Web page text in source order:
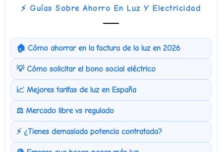
⚡ Guías Sobre Ahorro En Luz Y Electricidad
🏠 Cómo ahorrar en la factura de la luz en 2026
💡 Cómo solicitar el bono social eléctrico
📈 Mejores tarifas de luz en España
⚖️ Mercado libre vs regulado
⚡ ¿Tienes demasiada potencia contratada?